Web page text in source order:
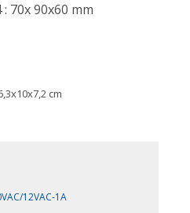
70x 90x60 mm
cm
12VAC-1A